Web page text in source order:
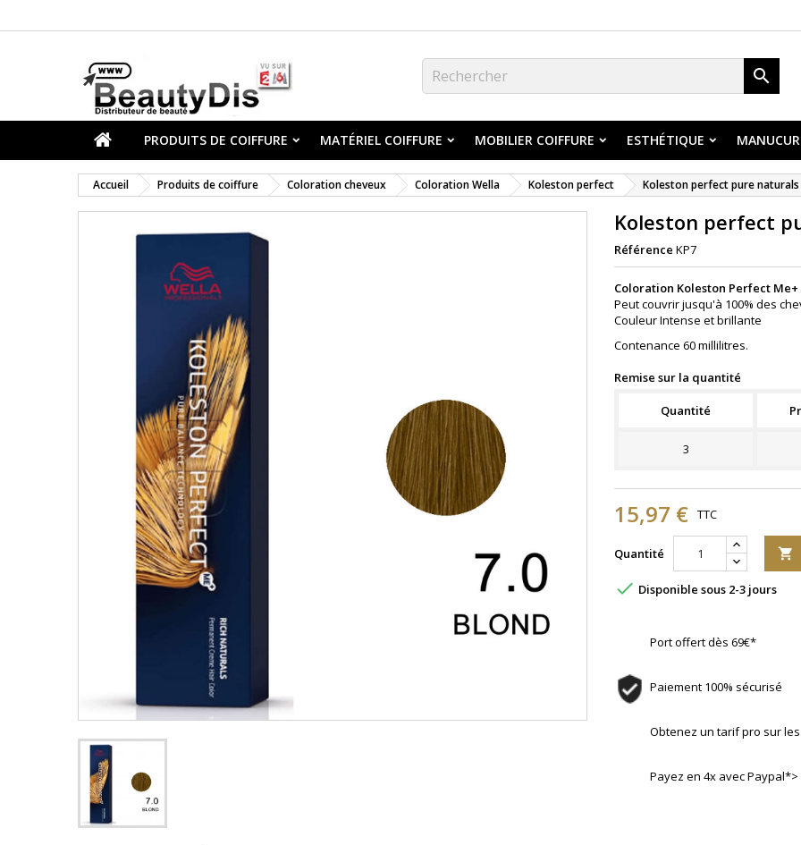

PRODUITS DE COIFFURE MATÉRIEL COIFFURE MOBILIER COIFFURE ESTHÉTIQUE
Accueil Produits de coiffure Coloration cheveux Coloration Wella Koleston perfect Koleston perfect pure naturals
Koleston perfect
Référence KP7
Coloration Koleston Perfect
Peut couvrir jusqu'à 100% des
Couleur Intense et brillante
Contenance 60 millilitres.
Remise sur la quantité
Quantité
3
15,97 € TTC
Quantité 
 Disponible sous 2-3 jours
Port offert dès 69€*
Paiement 100% sécurisé
Obtenez un tarif pro sur
Payez en 4x avec Paypal*>